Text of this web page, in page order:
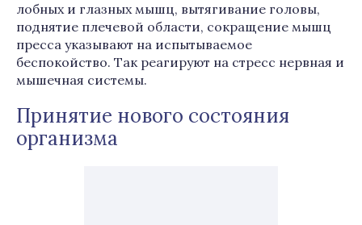
лобных и глазных мышц, вытягивание головы,
поднятие плечевой области, сокращение мышц
пресса указывают на испытываемое
беспокойство. Так реагируют на стресс нервная и
мышечная системы.
Принятие нового состояния
организма